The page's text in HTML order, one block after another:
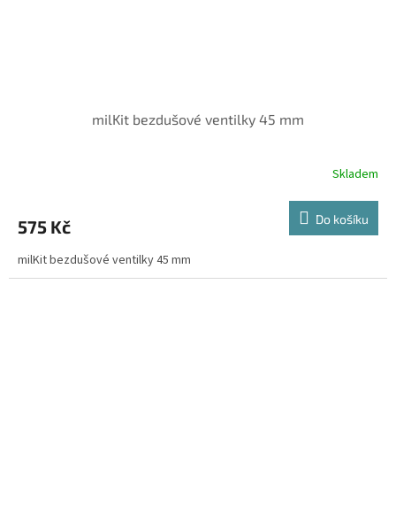
milKit bezdušové ventilky 45 mm
Skladem
575 Kč Do košíku
milKit bezdušové ventilky 45 mm